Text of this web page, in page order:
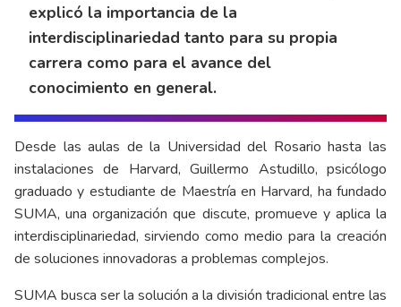
explicó la importancia de la
interdisciplinariedad tanto para su propia
carrera como para el avance del
conocimiento en general.
Desde las aulas de la Universidad del Rosario hasta las
instalaciones de Harvard, Guillermo Astudillo, psicólogo
graduado y estudiante de Maestría en Harvard, ha fundado
SUMA, una organización que discute, promueve y aplica la
interdisciplinariedad, sirviendo como medio para la creación
de soluciones innovadoras a problemas complejos.
SUMA busca ser la solución a la división tradicional entre las